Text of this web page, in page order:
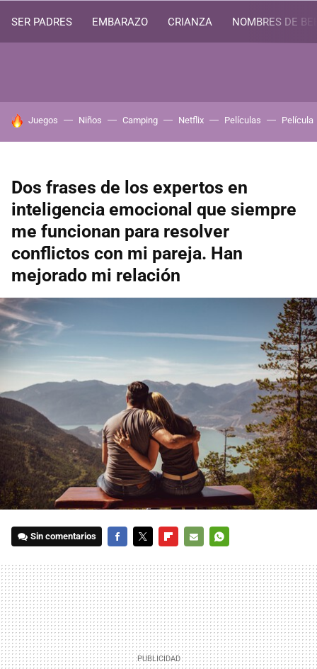
SER PADRES EMBARAZO CRIANZA NOMBRES DE
HOY SE HABLA DE
Juegos Niños Camping Netflix Películas Película
Dos frases de los expertos en
inteligencia emocional que siempre
me funcionan para resolver
conflictos con mi pareja. Han
mejorado mi relación
Sin comentarios
MAIL